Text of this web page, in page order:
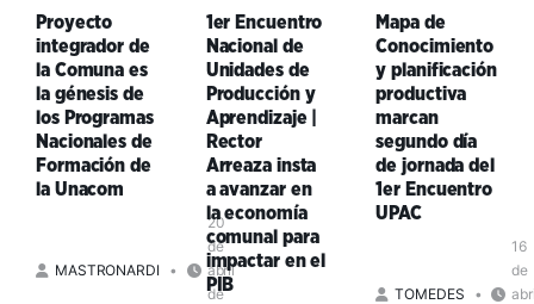
relacionalidad
con
ámbito
de
la
vida”
éxito
trayecto
inicial
intercambio
de
experiencias
y
desafíos
de
conocimiento
y
especificidad
al
modo
de
vida
comunitario”
Proyecto
integrador de
la Comuna es
la génesis de
los Programas
Nacionales de
Formación de
la Unacom
MASTRONARDI
20
de
abril
de
1er Encuentro
Nacional de
Unidades de
Producción y
Aprendizaje |
Rector
Arreaza insta
a avanzar en
la economía
comunal para
impactar en el
PIB
Mapa de
Conocimiento
y planificación
productiva
marcan
segundo día
de jornada del
1er Encuentro
UPAC
TOMEDES
16
de